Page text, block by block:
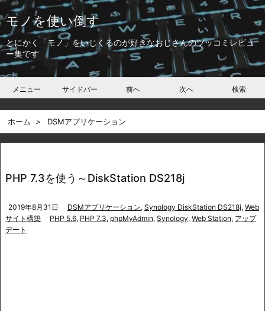
モノを使い倒す
とにかく「モノ」をいじくるのが好きなおじさんのツッコミレビュ
ー集です
メニュー サイドバー 前へ 次へ 検索
ホーム > DSMアプリケーション
PHP 7.3を使う～DiskStation DS218j
2019年8月31日 DSMアプリケーション, Synology DiskStation DS218j, Web
サイト構築
PHP 5.6, PHP 7.3, phpMyAdmin, Synology, Web Station, アップ
デート